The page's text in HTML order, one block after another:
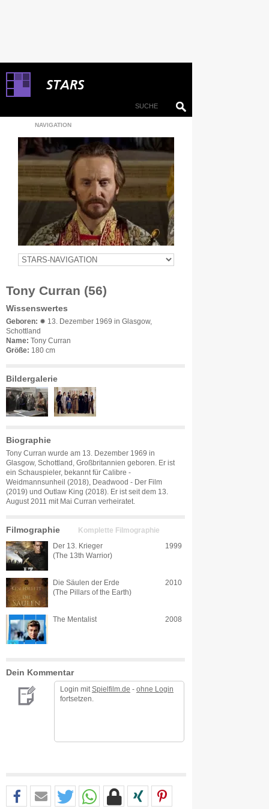
NAVIGATION
Tony Curran (56)
Wissenswertes
Geboren: ✹ 13. Dezember 1969 in Glasgow,
Schottland
Name: Tony Curran
Größe: 180 cm
Bildergalerie
Biographie
Tony Curran wurde am 13. Dezember 1969 in
Glasgow, Schottland, Großbritannien geboren. Er ist
ein Schauspieler, bekannt für Calibre -
Weidmannsunheil (2018), Deadwood - Der Film
(2019) und Outlaw King (2018). Er ist seit dem 13.
August 2011 mit Mai Curran verheiratet.
Filmographie Komplette Filmographie
Der 13. Krieger
(The 13th Warrior)
1999
Die Säulen der Erde
(The Pillars of the Earth)
2010
The Mentalist 2008
Dein Kommentar
Login mit Spielfilm.de - ohne Login
fortsetzen.